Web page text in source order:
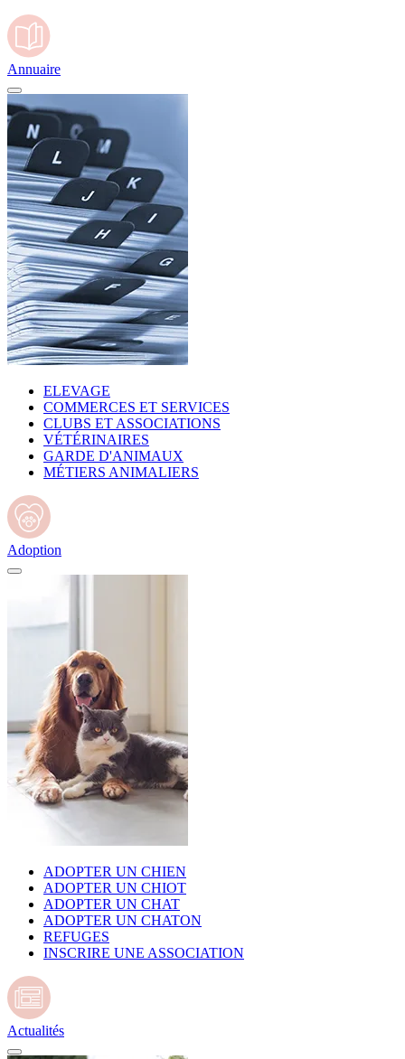
Annuaire
ELEVAGE
COMMERCES ET SERVICES
CLUBS ET ASSOCIATIONS
VÉTÉRINAIRES
GARDE D'ANIMAUX
MÉTIERS ANIMALIERS
Adoption
ADOPTER UN CHIEN
ADOPTER UN CHIOT
ADOPTER UN CHAT
ADOPTER UN CHATON
REFUGES
INSCRIRE UNE ASSOCIATION
Actualités